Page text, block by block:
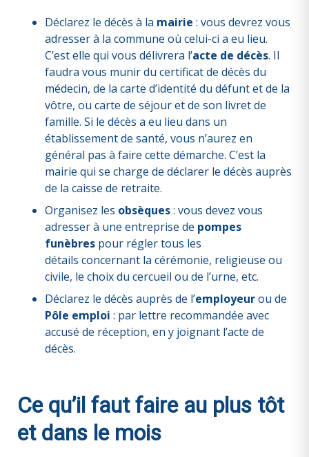
Déclarez le décès à la mairie : vous devrez vous
adresser à la commune où celui-ci a eu lieu.
C’est elle qui vous délivrera l’acte de décès. Il
faudra vous munir du certificat de décès du
médecin, de la carte d’identité du défunt et de la
vôtre, ou carte de séjour et de son livret de
famille. Si le décès a eu lieu dans un
établissement de santé, vous n’aurez en
général pas à faire cette démarche. C’est la
mairie qui se charge de déclarer le décès auprès
de la caisse de retraite.
Organisez les obsèques: vous devez vous
adresser à une entreprise de pompes
funèbres pour régler tous les
détails concernant la cérémonie, religieuse ou
civile, le choix du cercueil ou de l’urne, etc.
Déclarez le décès auprès de l’employeurou de
Pôle emploi : par lettre recommandée avec
accusé de réception, en y joignant l’acte de
décès.
Ce qu’il faut faire au plus tôt
et dans le mois